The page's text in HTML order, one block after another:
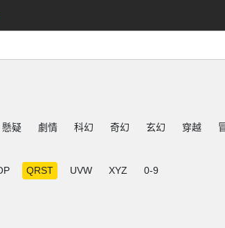
懸疑 劇情 科幻 奇幻 玄幻 穿越
QRST UVW XYZ 0-9